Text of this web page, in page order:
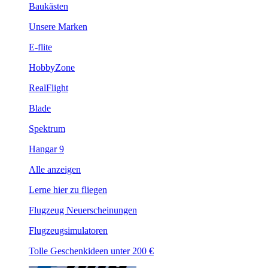
Baukästen
Unsere Marken
E-flite
HobbyZone
RealFlight
Blade
Spektrum
Hangar 9
Alle anzeigen
Lerne hier zu fliegen
Flugzeug Neuerscheinungen
Flugzeugsimulatoren
Tolle Geschenkideen unter 200 €